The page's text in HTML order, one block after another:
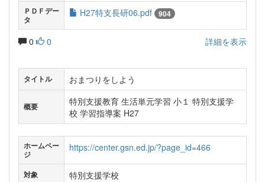
ＰＤＦデー
タ
H27特支長研06.pdf 904
0 0 詳細を表示
タイトル おまつりをしよう
概要
特別支援教育 生活単元学習 小１ 特別支援学
校 学習指導案 H27
ホームペー
ジ
https://center.gsn.ed.jp/?page_id=466
対象 特別支援学校